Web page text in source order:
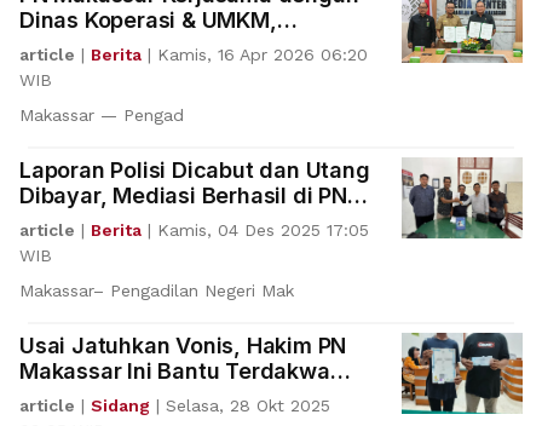
Dinas Koperasi & UMKM,
Permudah Akses Keadilan Pelaku
Usaha
article | Berita | Kamis, 16 Apr 2026 06:20
WIB
Makassar — Pengad
Laporan Polisi Dicabut dan Utang
Dibayar, Mediasi Berhasil di PN
Makassar
article | Berita | Kamis, 04 Des 2025 17:05
WIB
Makassar– Pengadilan Negeri Mak
Usai Jatuhkan Vonis, Hakim PN
Makassar Ini Bantu Terdakwa
Tebus Ijazah SMP
article | Sidang | Selasa, 28 Okt 2025